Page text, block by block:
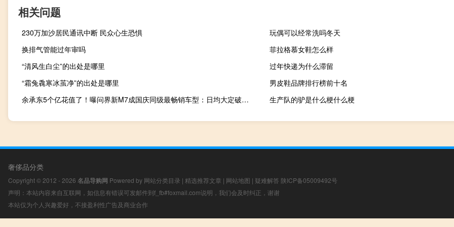
相关问题
230万加沙居民通讯中断 民众心生恐惧
玩偶可以经常洗吗冬天
换排气管能过年审吗
菲拉格慕女鞋怎么样
“清风生白尘”的出处是哪里
过年快递为什么滞留
“霜兔毳寒冰茧净”的出处是哪里
男皮鞋品牌排行榜前十名
余承东5个亿花值了！曝问界新M7成国庆同级最畅销车型：日均大定破2400台
生产队的驴是什么梗什么梗
奢侈品分类
Copyright © 2012 - 2026 名品导购网 Powered by 网站分类目录 | 精选推荐文章 | 网站地图 | 疑难解答 陕ICP备05009492号
声明：本站内容来自互联网，如信息有错误可发邮件到f_fb#foxmail.com说明，我们会及时纠正，谢谢
本站仅为个人兴趣爱好，不接盈利性广告及商业合作